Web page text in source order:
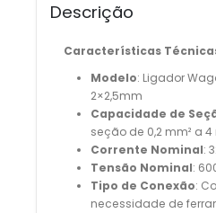
Descrição
Características
Modelo: Ligador
2×2,5mm
Capacidade de
seção de 0,2 mm² a 4
Corrente Nominal:
Tensão Nominal:
Tipo de Conexão:
necessidade de